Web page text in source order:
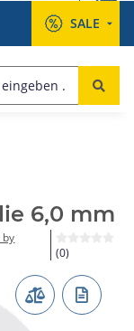
SALE
6,0 mm
by
(0)